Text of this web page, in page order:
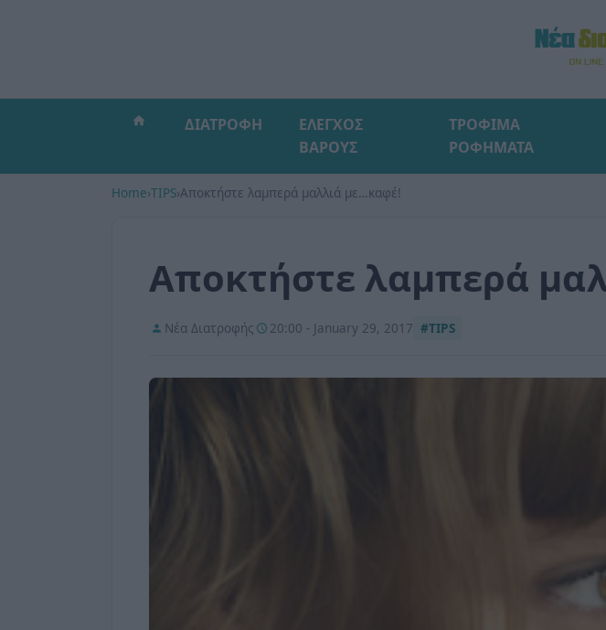
ΔΙΑΤΡΟΦΗ
ΕΛΕΓΧΟΣ
ΒΑΡΟΥΣ
ΤΡΟΦΙΜΑ
ΡΟΦΗΜΑΤΑ
Home›TIPS›Αποκτήστε λαμπερά μαλλιά με…καφέ!
Αποκτήστε λαμπερά
Νέα Διατροφής 20:00 - January 29, 2017 #TIPS